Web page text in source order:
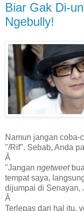
Biar Gak Di-
Ngebully!
Namun jangan coba-
"/Rif". Sebab, Anda
Â
"Jangan ngetweet
tempat saya,
dijumpai di Senayan,
Â
Terlepas dari hal itu,